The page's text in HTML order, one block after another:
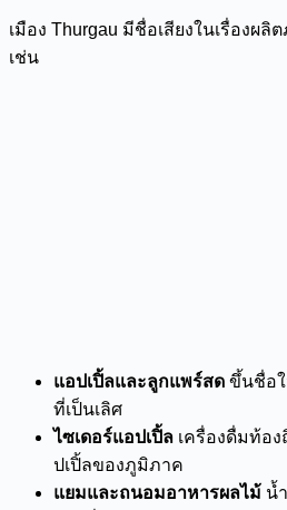
เมือง Thurgau มีชื่อเสียงในเรื่อง
เช่น
แอปเปิ้ลและลูกแพร์สด ขึ้นชื่อ
ที่เป็นเลิศ
ไซเดอร์แอปเปิ้ล เครื่องดื่มท้อ
ปเปิ้ลของภูมิภาค
แยมและถนอมอาหารผลไม้ น้